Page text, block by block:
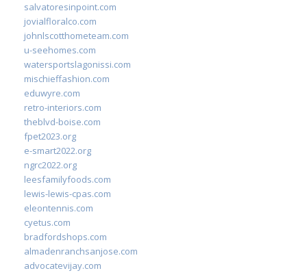
salvatoresinpoint.com
jovialfloralco.com
johnlscotthometeam.com
u-seehomes.com
watersportslagonissi.com
mischieffashion.com
eduwyre.com
retro-interiors.com
theblvd-boise.com
fpet2023.org
e-smart2022.org
ngrc2022.org
leesfamilyfoods.com
lewis-lewis-cpas.com
eleontennis.com
cyetus.com
bradfordshops.com
almadenranchsanjose.com
advocatevijay.com